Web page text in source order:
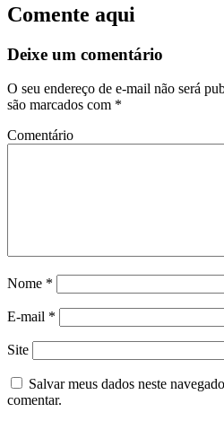
Comente aqui
Deixe um comentário
O seu endereço de e-mail não será
são marcados com *
Comentário
Nome *
E-mail *
Site
Salvar meus dados neste
comentar.